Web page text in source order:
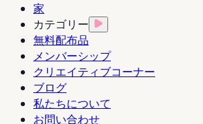
家
カテゴリー
無料配布品
メンバーシップ
クリエイティブコーナー
ブログ
私たちについて
お問い合わせ